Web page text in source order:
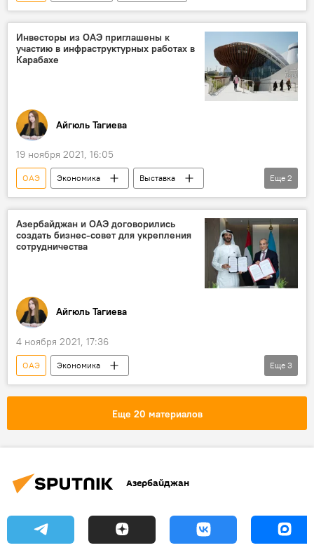
Инвесторы из ОАЭ приглашены к
участию в инфраструктурных работах в
Карабахе
Айгюль Тагиева
19 ноября 2021, 16:05
ОАЭ Экономика
Выставка
Павильон
Азербайджан
Еще 2
Азербайджан и ОАЭ договорились
создать бизнес-совет для укрепления
сотрудничества
Айгюль Тагиева
4 ноября 2021, 17:36
ОАЭ
Экономика
Министерство экономики АР
Еще 3
Еще 20 материалов
Азербайджан